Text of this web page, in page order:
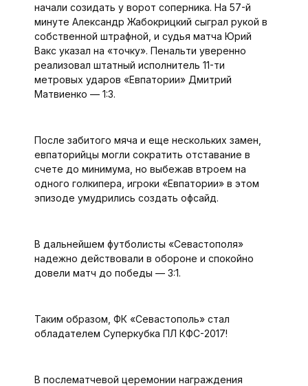
начали созидать у ворот соперника. На 57-й
минуте Александр Жабокрицкий сыграл рукой в
собственной штрафной, и судья матча Юрий
Вакс указал на «точку». Пенальти уверенно
реализовал штатный исполнитель 11-ти
метровых ударов «Евпатории» Дмитрий
Матвиенко — 1:3.
После забитого мяча и еще нескольких замен,
евпаторийцы могли сократить отставание в
счете до минимума, но выбежав втроем на
одного голкипера, игроки «Евпатории» в этом
эпизоде умудрились создать офсайд.
В дальнейшем футболисты «Севастополя»
надежно действовали в обороне и спокойно
довели матч до победы — 3:1.
Таким образом, ФК «Севастополь» стал
обладателем Суперкубка ПЛ КФС-2017!
В послематчевой церемонии награждения